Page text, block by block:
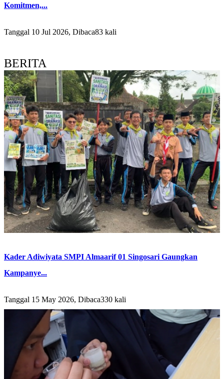
Komitmen,...
Tanggal 10 Jul 2026, Dibaca83 kali
BERITA
Kader Adiwiyata SMPI Almaarif 01 Singosari Gaungkan
Kampanye...
Tanggal 15 May 2026, Dibaca330 kali